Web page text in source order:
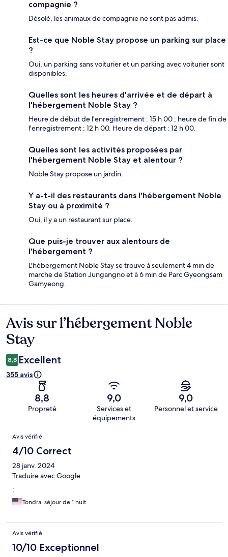
compagnie ?
Désolé, les animaux de compagnie ne sont pas admis.
Est-ce que Noble Stay propose un parking sur place
?
Oui, un parking sans voiturier et un parking avec voiturier sont
disponibles.
Quelles sont les heures d'arrivée et de départ à
l'hébergement Noble Stay ?
Heure de début de l'enregistrement : 15 h 00 ; heure de fin de
l'enregistrement : 12 h 00. Heure de départ : 12 h 00.
Quelles sont les activités proposées par
l'hébergement Noble Stay et alentour ?
Noble Stay propose un jardin.
Y a-t-il des restaurants dans l'hébergement Noble
Stay ou à proximité ?
Oui, il y a un restaurant sur place.
Que puis-je trouver aux alentours de
l'hébergement ?
L'hébergement Noble Stay se trouve à seulement 4 min de
marche de Station Jungangno et à 6 min de Parc Gyeongsam
Gamyeong.
Avis
Avis sur l’hébergement Noble
Stay
8,8 Excellent
355 avis
8,8
Propreté
9,0
Services et
équipements
9,0
Personnel et service
Avis
Avis vérifié
4/10 Correct
28 janv. 2024
Traduire avec Google
:
Tondra, séjour de 1 nuit
Avis vérifié
10/10 Exceptionnel